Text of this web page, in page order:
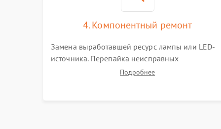
4. Компонентный ремонт
Замена выработавшей ресурс лампы или LED-
источника. Перепайка неисправных
компонентов на платах. Замена DMD-чипа при
Подробнее